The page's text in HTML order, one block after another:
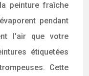
peinture fraîche
pendant
l’air que votre
étiquetées
Cette